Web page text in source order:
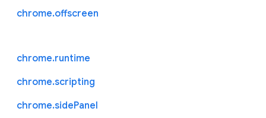
chrome.offscreen
chrome.runtime
chrome.scripting
chrome.sidePanel